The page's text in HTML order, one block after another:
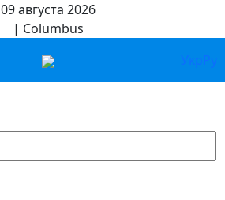
09 августа 2026
| Columbus
УкрРу